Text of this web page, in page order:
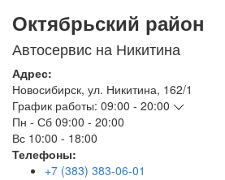
Октябрьский район
Автосервис на Никитина
Адрес:
Новосибирск, ул. Никитина, 162/1
График работы: 09:00 - 20:00
Пн - Сб 09:00 - 20:00
Вс 10:00 - 18:00
Телефоны:
+7 (383) 383-06-01